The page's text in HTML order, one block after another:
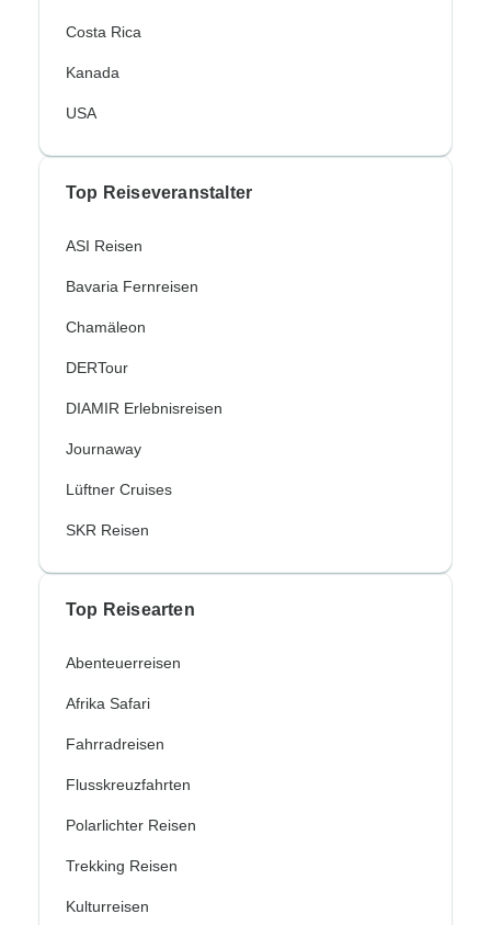
Costa Rica
Kanada
USA
Top Reiseveranstalter
ASI Reisen
Bavaria Fernreisen
Chamäleon
DERTour
DIAMIR Erlebnisreisen
Journaway
Lüftner Cruises
SKR Reisen
Top Reisearten
Abenteuerreisen
Afrika Safari
Fahrradreisen
Flusskreuzfahrten
Polarlichter Reisen
Trekking Reisen
Kulturreisen